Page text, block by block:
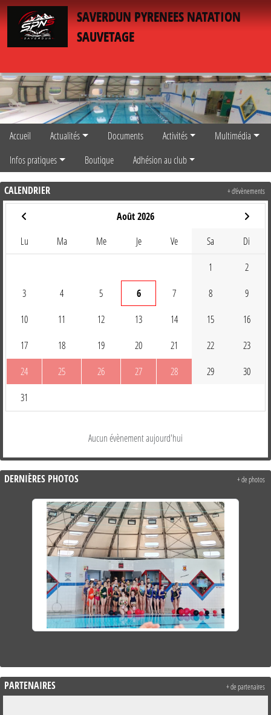
SAVERDUN PYRENEES NATATION
SAUVETAGE
Accueil Actualités Documents Activités
Multimédia
Infos pratiques
Boutique Adhésion au club
CALENDRIER
Août 2026
Lu Ma Me Je Ve Sa Di
1 2
3 4 5 6 7 8 9
10 11 12 13 14 15 16
17 18 19 20 21 22 23
24 25 26 27 28 29 30
31
Aucun évènement aujourd'hui
+ d'évènements
DERNIÈRES PHOTOS + de photos
PARTENAIRES + de partenaires
Panneau de gestion des cookies